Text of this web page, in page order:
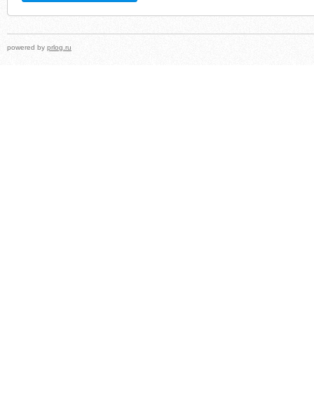
powered by prlog.ru